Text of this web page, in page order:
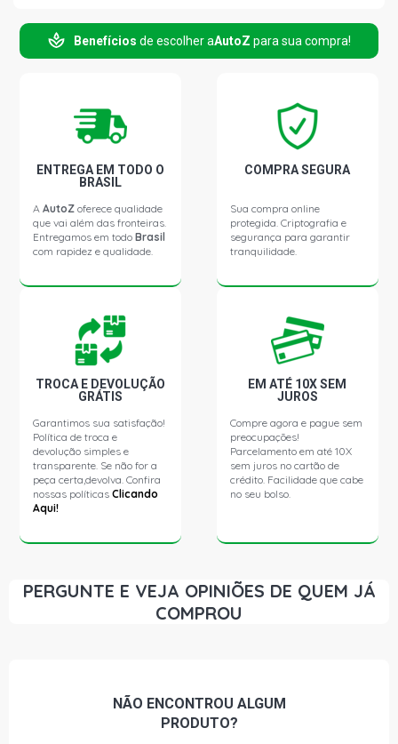
Benefícios de escolher aAutoZ para sua compra!
ENTREGA EM TODO O
BRASIL
AAutoZ oferece qualidade
que vai além das fronteiras.
Entregamos em todoBrasil
com rapidez e qualidade.
COMPRA SEGURA
Sua compra online
protegida. Criptografia e
segurança para garantir
tranquilidade.
TROCA E DEVOLUÇÃO
GRÁTIS
Garantimos sua satisfação!
Política de troca e
devolução simples e
transparente. Se não for a
peça certa,devolva. Confira
nossas políticasClicando
Aqui!
EM ATÉ 10X SEM
JUROS
Compre agora e pague sem
preocupações!
Parcelamento em até 10X
sem juros no cartão de
crédito. Facilidade que cabe
no seu bolso.
PERGUNTE E VEJA OPINIÕES DE QUEM JÁ
COMPROU
NÃO ENCONTROU ALGUM
PRODUTO?